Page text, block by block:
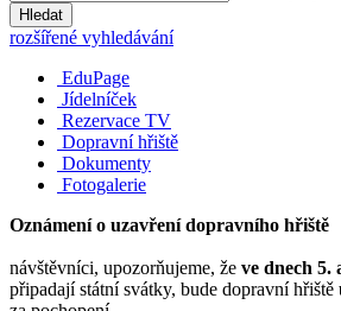
Hledat
rozšířené vyhledávání
EduPage
Jídelníček
Rezervace TV
Dopravní hřiště
Dokumenty
Fotogalerie
Oznámení o uzavření
návštěvníci, upozorňujeme, že ve dnech 5.
připadají státní svátky, bude dopravní hřiště